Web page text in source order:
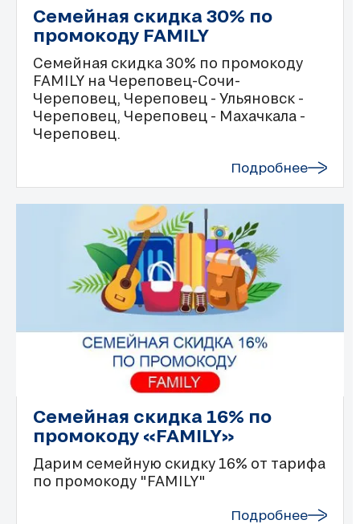
Семейная скидка 30% по
промокоду FAMILY
Семейная скидка 30% по промокоду
FAMILY на Череповец-Сочи-
Череповец, Череповец - Ульяновск -
Череповец, Череповец - Махачкала -
Череповец.
Подробнее
Семейная скидка 16% по
промокоду «FAMILY»
Дарим семейную скидку 16% от тарифа
по промокоду "FAMILY"
Подробнее